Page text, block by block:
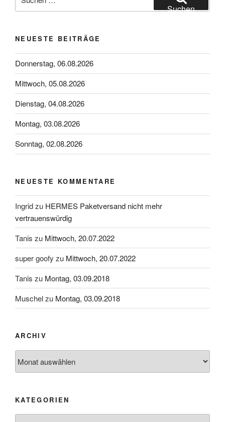
nach:
Suchen
NEUESTE BEITRÄGE
Donnerstag, 06.08.2026
Mittwoch, 05.08.2026
Dienstag, 04.08.2026
Montag, 03.08.2026
Sonntag, 02.08.2026
NEUESTE KOMMENTARE
Ingridzu HERMES Paketversand nicht mehr
vertrauenswürdig
Tanis zu Mittwoch, 20.07.2022
super goofy zu Mittwoch, 20.07.2022
Tanis zu Montag, 03.09.2018
Muschelzu Montag, 03.09.2018
ARCHIV
KATEGORIEN